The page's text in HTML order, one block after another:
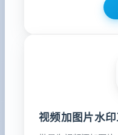
视频加图片水